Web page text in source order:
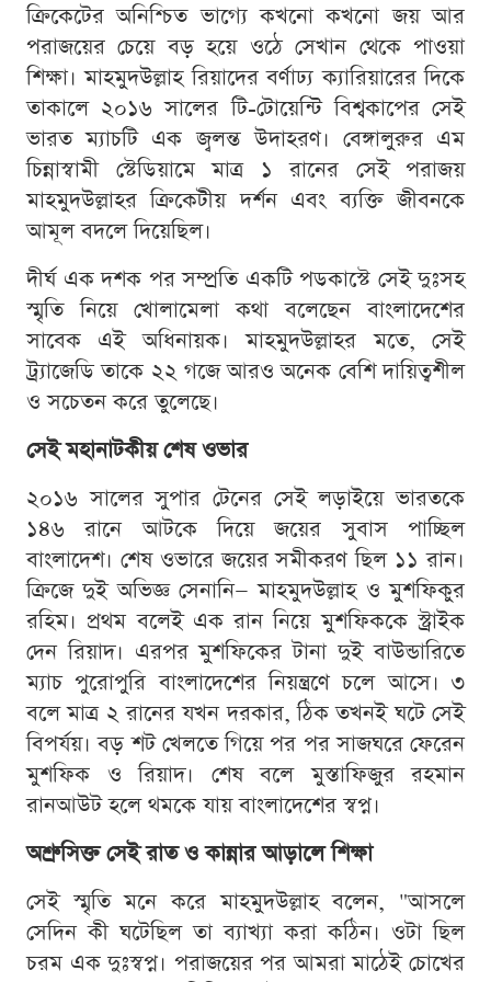
ক্রিকেটের অনিশ্চিত ভাগ্যে কখনো কখনো জয় আর
পরাজয়ের চেয়ে বড় হয়ে ওঠে সেখান থেকে পাওয়া
শিক্ষা। মাহমুদউল্লাহ রিয়াদের বর্ণাঢ্য ক্যারিয়ারের দিকে
তাকালে ২০১৬ সালের টি-টোয়েন্টি বিশ্বকাপের সেই
ভারত ম্যাচটি এক জ্বলন্ত উদাহরণ। বেঙ্গালুরুর এম
চিন্নাস্বামী স্টেডিয়ামে মাত্র ১ রানের সেই পরাজয়
মাহমুদউল্লাহর ক্রিকেটীয় দর্শন এবং ব্যক্তি জীবনকে
আমূল বদলে দিয়েছিল।
দীর্ঘ এক দশক পর সম্প্রতি একটি পডকাস্টে সেই দুঃসহ
স্মৃতি নিয়ে খোলামেলা কথা বলেছেন বাংলাদেশের
সাবেক এই অধিনায়ক। মাহমুদউল্লাহর মতে, সেই
ট্র্যাজেডি তাকে ২২ গজে আরও অনেক বেশি দায়িত্বশীল
ও সচেতন করে তুলেছে।
সেই মহানাটকীয় শেষ ওভার
২০১৬ সালের সুপার টেনের সেই লড়াইয়ে ভারতকে
১৪৬ রানে আটকে দিয়ে জয়ের সুবাস পাচ্ছিল
বাংলাদেশ। শেষ ওভারে জয়ের সমীকরণ ছিল ১১ রান।
ক্রিজে দুই অভিজ্ঞ সেনানি— মাহমুদউল্লাহ ও মুশফিকুর
রহিম। প্রথম বলেই এক রান নিয়ে মুশফিককে স্ট্রাইক
দেন রিয়াদ। এরপর মুশফিকের টানা দুই বাউন্ডারিতে
ম্যাচ পুরোপুরি বাংলাদেশের নিয়ন্ত্রণে চলে আসে। ৩
বলে মাত্র ২ রানের যখন দরকার, ঠিক তখনই ঘটে সেই
বিপর্যয়। বড় শট খেলতে গিয়ে পর পর সাজঘরে ফেরেন
মুশফিক ও রিয়াদ। শেষ বলে মুস্তাফিজুর রহমান
রানআউট হলে থমকে যায় বাংলাদেশের স্বপ্ন।
অশ্রুসিক্ত সেই রাত ও কান্নার আড়ালে শিক্ষা
সেই স্মৃতি মনে করে মাহমুদউল্লাহ বলেন, "আসলে
সেদিন কী ঘটেছিল তা ব্যাখ্যা করা কঠিন। ওটা ছিল
চরম এক দুঃস্বপ্ন। পরাজয়ের পর আমরা মাঠেই চোখের